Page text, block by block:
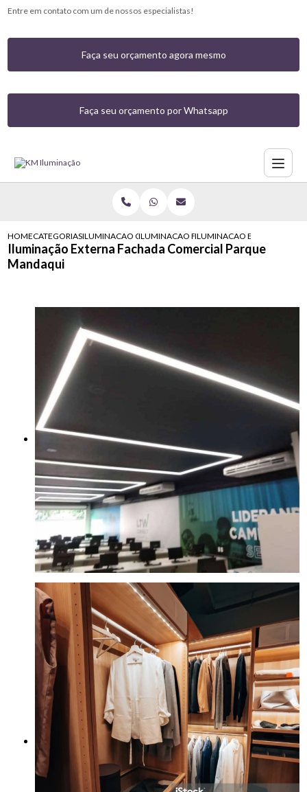
Entre em contato com um de nossos especialistas!
Faça seu orçamento agora mesmo
Faça seu orçamento por Whatsapp
HOMECATEGORIASILUMINACAO COMERCIALILUMINACAO FACHADA COMERCIAL
ILUMINACAO EXTERNA
Iluminação Externa Fachada Comercial Parque
Mandaqui